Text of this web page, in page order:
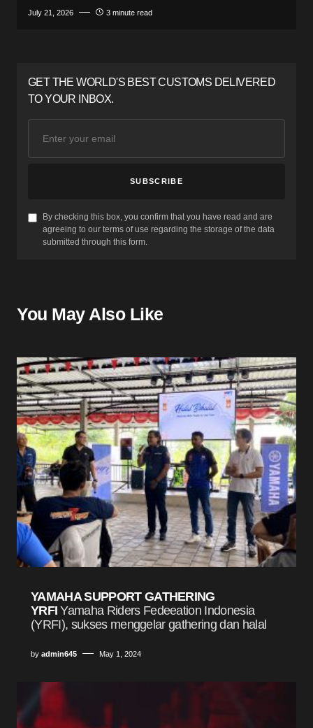
July 21, 2026 3 minute read
GET THE WORLD'S BEST CUSTOMS DELIVERED
TO YOUR INBOX.
SUBSCRIBE
By checking this box, you confirm that you have read and are
agreeing to our terms of use regarding the storage of the data
submitted through this form.
You May Also Like
YAMAHA SUPPORT GATHERING
YRFI Yamaha Riders Fedeeation Indonesia
(YRFI), sukses menggelar gathering dan halal
by admin645 May 1, 2024